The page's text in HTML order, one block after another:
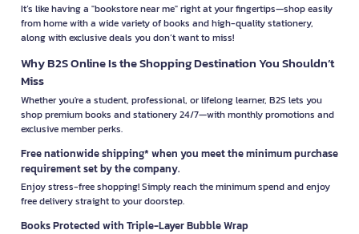
It’s like having a "bookstore near me" right at your fingertips—shop easily
from home with a wide variety of books and high-quality stationery,
along with exclusive deals you don’t want to miss!
Why B2S Online Is the Shopping Destination You Shouldn’t
Miss
Whether you're a student, professional, or lifelong learner, B2S lets you
shop premium books and stationery 24/7—with monthly promotions and
exclusive member perks.
Free nationwide shipping* when you meet the minimum purchase
requirement set by the company.
Enjoy stress-free shopping! Simply reach the minimum spend and enjoy
free delivery straight to your doorstep.
Books Protected with Triple-Layer Bubble Wrap